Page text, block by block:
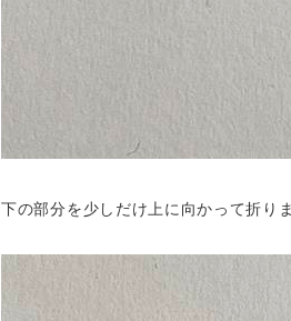
下の部分を少しだけ上に向かって折り